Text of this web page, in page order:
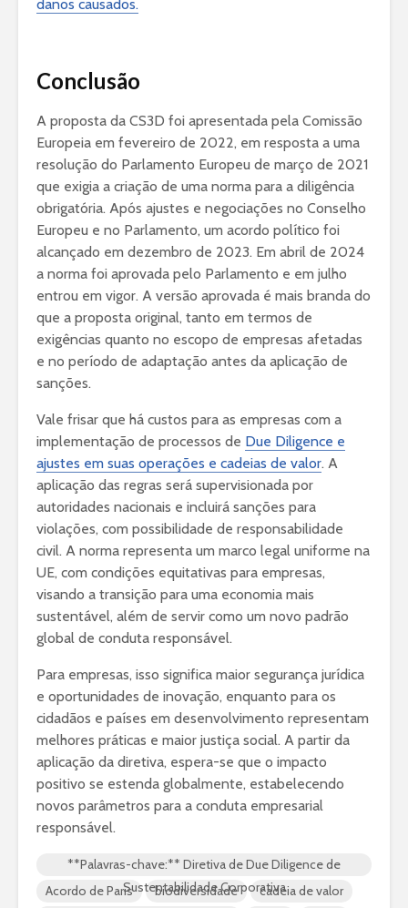
danos causados.
Conclusão
A proposta da CS3D foi apresentada pela Comissão
Europeia em fevereiro de 2022, em resposta a uma
resolução do Parlamento Europeu de março de 2021
que exigia a criação de uma norma para a diligência
obrigatória. Após ajustes e negociações no Conselho
Europeu e no Parlamento, um acordo político foi
alcançado em dezembro de 2023. Em abril de 2024
a norma foi aprovada pelo Parlamento e em julho
entrou em vigor. A versão aprovada é mais branda do
que a proposta original, tanto em termos de
exigências quanto no escopo de empresas afetadas
e no período de adaptação antes da aplicação de
sanções.
Vale frisar que há custos para as empresas com a
implementação de processos de Due Diligence e
ajustes em suas operações e cadeias de valor. A
aplicação das regras será supervisionada por
autoridades nacionais e incluirá sanções para
violações, com possibilidade de responsabilidade
civil. A norma representa um marco legal uniforme na
UE, com condições equitativas para empresas,
visando a transição para uma economia mais
sustentável, além de servir como um novo padrão
global de conduta responsável.
Para empresas, isso significa maior segurança jurídica
e oportunidades de inovação, enquanto para os
cidadãos e países em desenvolvimento representam
melhores práticas e maior justiça social. A partir da
aplicação da diretiva, espera-se que o impacto
positivo se estenda globalmente, estabelecendo
novos parâmetros para a conduta empresarial
responsável.
**Palavras-chave:** Diretiva de Due Diligence de
Sustentabilidade Corporativa
Acordo de Paris biodiversidade
cadeia de valor